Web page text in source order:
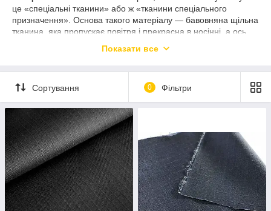
це «спеціальні тканини» або ж «тканини спеціального
призначення». Основа такого матеріалу — бавовняна щільна
тканина, яка пропускає повітря і прекрасна в носінні, а ось
забезпечує такому матеріалу вищу зносостійкість,
спецформ, уніформ, корпоративного одягу, захисної форми
тощо.
У магазині"RichTex"у великому асортименті представлені
Спецтканиу різній колірній гамі. Купити
нашому магазині можна за дуже вигідною ціною.
Приємних покупок!
Показати все
Сортування 0 Фільтри